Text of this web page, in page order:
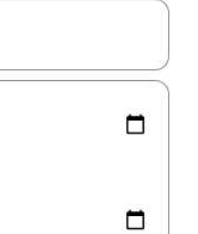
les flèches vers le